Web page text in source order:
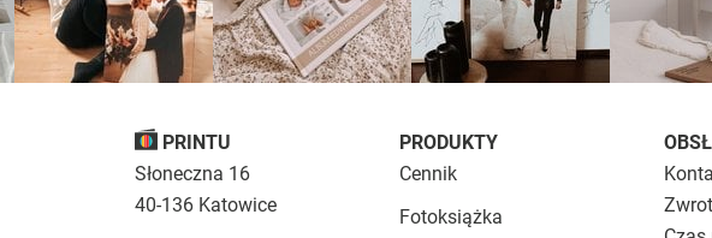
PRINTU
Słoneczna 16
40-136 Katowice
PRODUKTY
Cennik
Fotoksiążka